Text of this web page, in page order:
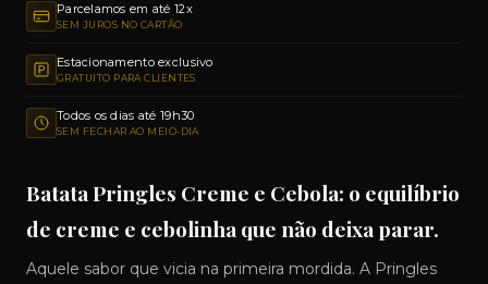
Parcelamos em até 12x
SEM JUROS NO CARTÃO
Estacionamento exclusivo
GRATUITO PARA CLIENTES
Todos os dias até 19h30
SEM FECHAR AO MEIO-DIA
Batata Pringles Creme e Cebola: o equilíbrio
de creme e cebolinha que não deixa parar.
Aquele sabor que vicia na primeira mordida. A Pringles